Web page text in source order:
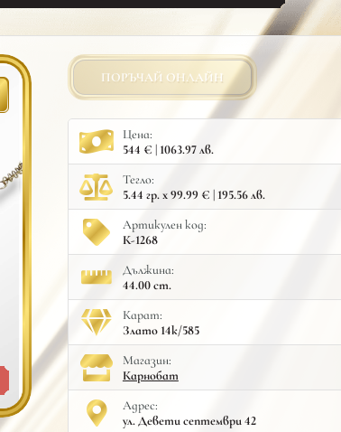
ПОРЪЧАЙ ОНЛАЙН
Цена:
544 € | 1063.97 лв.
Тегло:
5.44 гр. x 99.99 € | 195.56 лв.
Артикулен код:
К-1268
Дължина:
44.00 cm.
Карат:
Злато 14к/585
Mагазин:
Карнобат
Адрес:
ул. Девети септември 42